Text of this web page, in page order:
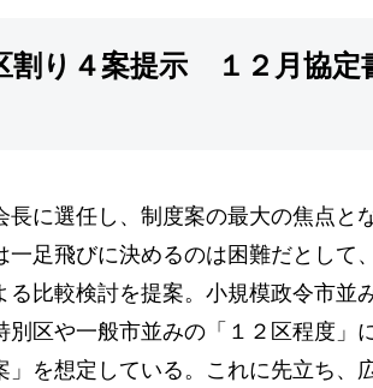
り４案提示 １２月協定
に選任し、制度案の最大の焦点と
一足飛びに決めるのは困難だとして
比較検討を提案。小規模政令市並
区や一般市並みの「１２区程度」
」を想定している。これに先立ち、